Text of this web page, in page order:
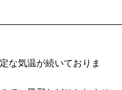
な気温が続いておりま